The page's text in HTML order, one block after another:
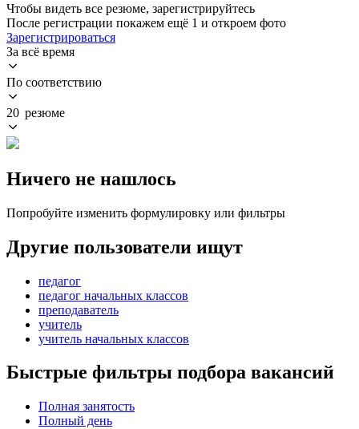
Чтобы видеть все резюме, зарегистрируйтесь
После регистрации покажем ещё 1 и откроем фото
Зарегистрироваться
За всё время
По соответствию
20 резюме
Ничего не нашлось
Попробуйте изменить формулировку или фильтры
Другие пользователи ищут
педагог
педагог начальных классов
преподаватель
учитель
учитель начальных классов
Быстрые фильтры подбора вакансий
Полная занятость
Полный день